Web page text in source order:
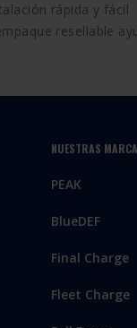
rápida y fácil
resellable
NUESTRAS
PEAK
BlueDEF
Final Charge
Fleet Charge